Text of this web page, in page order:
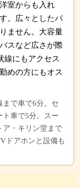
室からも入れ
。広々としたバ
ません。大容量
スなど広さが際
線にもアクセス
めの方にもオス
まで車で6分。セ
ト車で5分。スー
ア・キリン堂まで
ドアホンと設備も